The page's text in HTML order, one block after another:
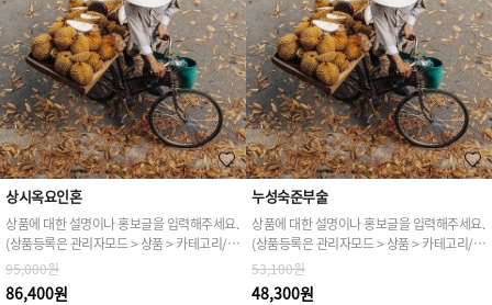
상시옥요인혼
상품에 대한 설명이나 홍보글을 입력해주세요.
(상품등록은 관리자모드 > 상품 > 카테고리/상품관리 > 상품등록 가능)
95,000원
86,400원
누성숙준부술
상품에 대한 설명이나 홍보글을 입력해주세요.
(상품등록은 관리자모드 > 상품 > 카테고리/상품관리 > 상품등록 가능)
53,100원
48,300원